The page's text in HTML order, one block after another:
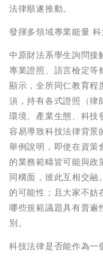
法律順遂推動。
發揮多領域專業能量
中原財法系學生詢問接
專業證照、語言檢定等
顯示，全所同仁教育
須，持有各式證照（律
環境、產業生態、科技
容易導致科技法律背景
舉例說明，即使在資策
的業務範疇皆可能與政
同構面，彼此互相交融
的可能性；且大家不
哪些規範議題具有普遍
別。
科技法律是否能作為一